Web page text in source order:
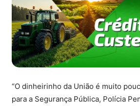
“O dinheirinho da União é muito
para a Segurança Pública, Polícia